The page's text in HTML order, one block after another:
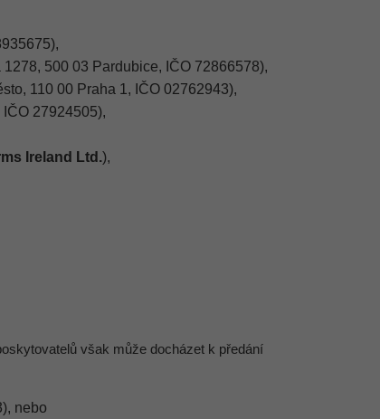
1278, 500 03 Pardubice, IČO 72866578),
110 00 Praha 1, IČO 02762943),
27924505),
Ireland Ltd.),
však může docházet k předání
nebo